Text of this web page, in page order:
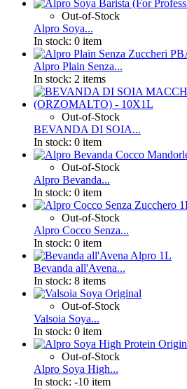
Out-of-Stock
Alpro Soya...
In stock: 0 item
Alpro Plain Senza...
In stock: 2 items
Out-of-Stock
BEVANDA DI SOIA...
In stock: 0 item
Out-of-Stock
Alpro Bevanda...
In stock: 0 item
Out-of-Stock
Alpro Cocco Senza...
In stock: 0 item
Bevanda all'Avena...
In stock: 8 items
Out-of-Stock
Valsoia Soya...
In stock: 0 item
Out-of-Stock
Alpro Soya High...
In stock: -10 item